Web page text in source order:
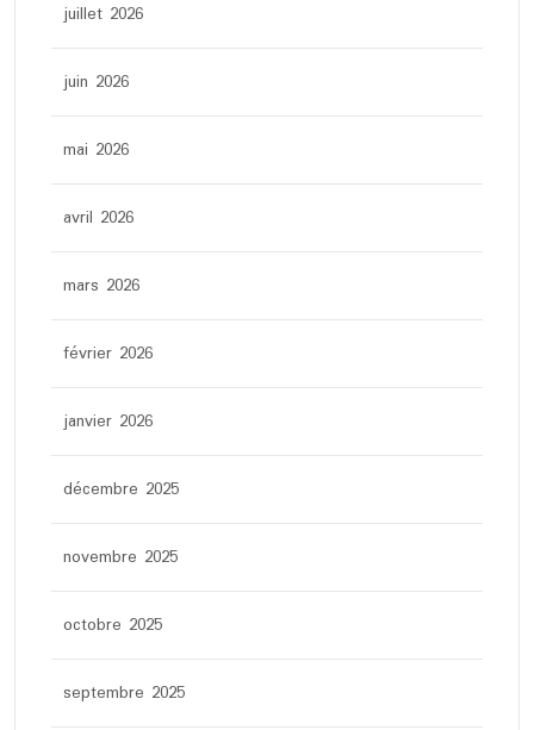
juillet 2026
juin 2026
mai 2026
avril 2026
mars 2026
février 2026
janvier 2026
décembre 2025
novembre 2025
octobre 2025
septembre 2025